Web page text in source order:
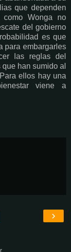
que dependen
Wonga no
del gobierno
es que
para embargarles
las reglas del
han sumido al
ellos hay una
viene a
›
.